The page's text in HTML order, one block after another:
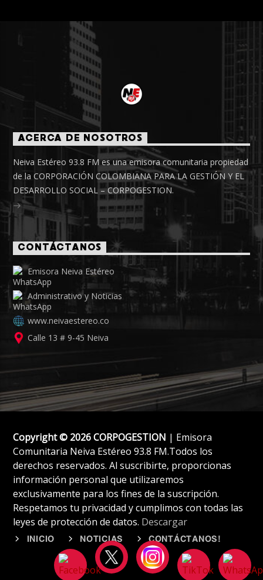
ACERCA DE NOSOTROS
Neiva Estéreo 93.8 FM es una emisora comunitaria propiedad
de la CORPORACIÓN COLOMBIANA PARA LA GESTIÓN Y EL
DESARROLLO SOCIAL – CORPOGESTION.
CONTÁCTANOS
Emisora Neiva Estéreo
Administrativo y Noticias
www.neivaestereo.co
Calle 13 # 9-45 Neiva
Copyright © 2026 CORPOGESTION | Emisora
Comunitaria Neiva Estéreo 93.8 FM.Todos los
derechos reservados. Al suscribirte, proporcionas
información personal que utilizaremos
exclusivamente para los fines de la suscripción.
Respetamos tu privacidad y cumplimos con todas las
leyes de protección de datos. Descargar
INICIO NOTICIAS CONTÁCTANOS!